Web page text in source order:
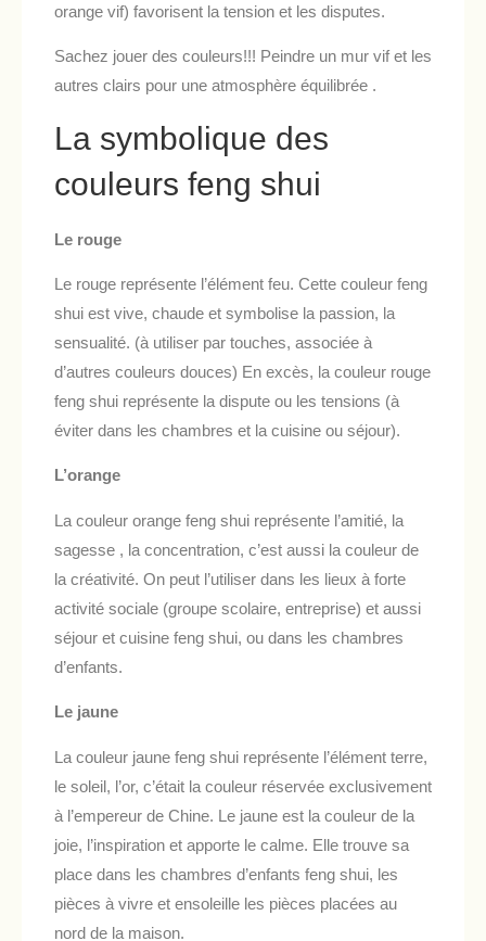
orange vif) favorisent la tension et les disputes.
Sachez jouer des couleurs!!! Peindre un mur vif et les
autres clairs pour une atmosphère équilibrée .
La symbolique des
couleurs feng shui
Le rouge
Le rouge représente l’élément feu. Cette couleur feng
shui est vive, chaude et symbolise la passion, la
sensualité. (à utiliser par touches, associée à
d’autres couleurs douces) En excès, la couleur rouge
feng shui représente la dispute ou les tensions (à
éviter dans les chambres et la cuisine ou séjour).
L’orange
La couleur orange feng shui représente l’amitié, la
sagesse , la concentration, c’est aussi la couleur de
la créativité. On peut l’utiliser dans les lieux à forte
activité sociale (groupe scolaire, entreprise) et aussi
séjour et cuisine feng shui, ou dans les chambres
d’enfants.
Le jaune
La couleur jaune feng shui représente l’élément terre,
le soleil, l’or, c’était la couleur réservée exclusivement
à l’empereur de Chine. Le jaune est la couleur de la
joie, l’inspiration et apporte le calme. Elle trouve sa
place dans les chambres d’enfants feng shui, les
pièces à vivre et ensoleille les pièces placées au
nord de la maison.